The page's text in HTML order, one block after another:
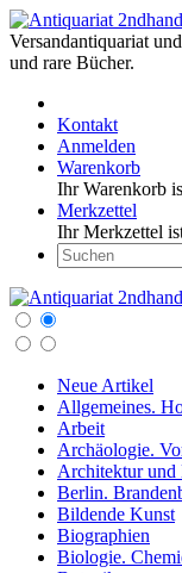
Versandantiquariat
und rare Bücher.
Kontakt
Anmelden
Warenkorb
Ihr Warenkorb
Merkzettel
Ihr Merkzettel
Neue Artikel
Allgemeines.
Arbeit
Archäologie.
Architektur und
Berlin.
Bildende Kunst
Biographien
Biologie.